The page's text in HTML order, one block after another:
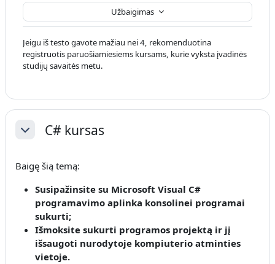
Užbaigimas
Jeigu iš testo gavote mažiau nei 4, rekomenduotina
registruotis paruošiamiesiems kursams, kurie vyksta įvadinės
studijų savaitės metu.
SutrauktiC# kursas
Baigę šią temą:
Susipažinsite su Microsoft Visual C#
programavimo aplinka konsolinei programai
sukurti;
Išmoksite sukurti programos projektą ir jį
išsaugoti nurodytoje kompiuterio atminties
vietoje.